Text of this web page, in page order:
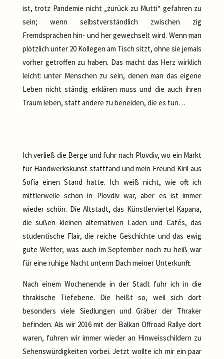
ist, trotz Pandemie nicht „zurück zu Mutti“ gefahren zu
sein; wenn selbstverständlich zwischen zig
Fremdsprachen hin- und her gewechselt wird. Wenn man
plötzlich unter 20 Kollegen am Tisch sitzt, ohne sie jemals
vorher getroffen zu haben. Das macht das Herz wirklich
leicht: unter Menschen zu sein, denen man das eigene
Leben nicht ständig erklären muss und die auch ihren
Traum leben, statt andere zu beneiden, die es tun…
Ich verließ die Berge und fuhr nach Plovdiv, wo ein Markt
für Handwerkskunst stattfand und mein Freund Kiril aus
Sofia einen Stand hatte. Ich weiß nicht, wie oft ich
mittlerweile schon in Plovdiv war, aber es ist immer
wieder schön. Die Altstadt, das Künstlerviertel Kapana,
die süßen kleinen alternativen Läden und Cafés, das
studentische Flair, die reiche Geschichte und das ewig
gute Wetter, was auch im September noch zu heiß war
für eine ruhige Nacht unterm Dach meiner Unterkunft.
Nach einem Wochenende in der Stadt fuhr ich in die
thrakische Tiefebene. Die heißt so, weil sich dort
besonders viele Siedlungen und Gräber der Thraker
befinden. Als wir 2016 mit der Balkan Offroad Rallye dort
waren, fuhren wir immer wieder an Hinweisschildern zu
Sehenswürdigkeiten vorbei. Jetzt wollte ich mir ein paar